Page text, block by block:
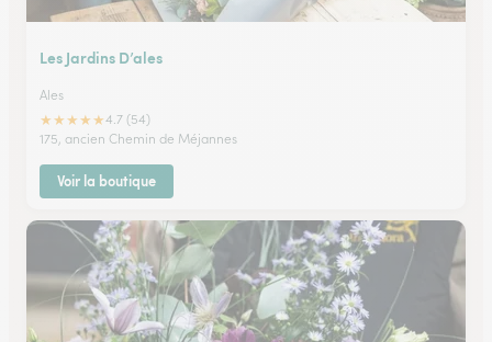
Les Jardins D’ales
Ales
★★★★★4.7 (54)
175, ancien Chemin de Méjannes
Voir la boutique